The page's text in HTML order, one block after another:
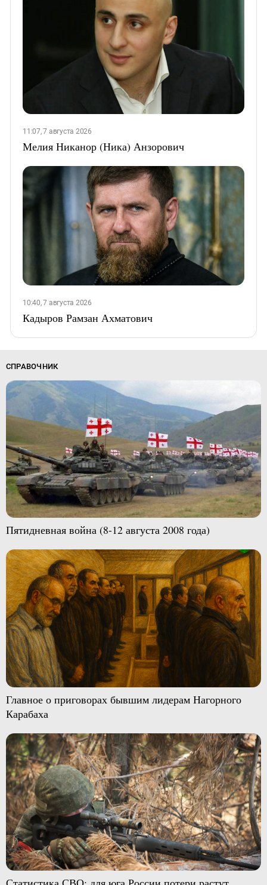
11:07, 7 августа 2026
Мелия Никанор (Ника) Анзорович
10:40, 7 августа 2026
Кадыров Рамзан Ахматович
СПРАВОЧНИК
Пятидневная война (8-12 августа 2008 года)
Главное о приговорах бывшим лидерам Нагорного
Карабаха